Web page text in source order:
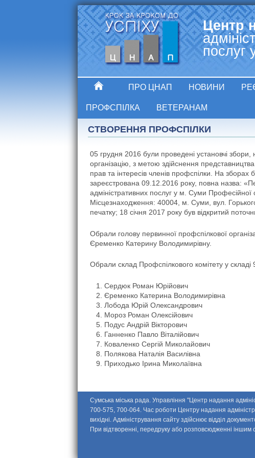
Центр
послуг
ПРО ЦНАП НОВИНИ
ПРОФСПІЛКА ВЕТЕРАНАМ
СТВОРЕННЯ ПРОФСПІЛКИ
05 грудня 2016 були проведені установчі
організацію, з метою здійснення
прав та інтересів членів профспілки. На зборах
зареєстрована 09.12.2016 року, повна назва:
адміністративних послуг у м. Суми Професійної
Місцезнаходження: 40004, м. Суми, вул.
печатку; 18 січня 2017 року був відкритий
Обрали голову первинної профспілкової
Єременко Катерину Володимирівну.
Обрали склад Профспілкового комітету у складі
Сердюк Роман Юрійович
Єременко Катерина Володимирівна
Лобода Юрій Олександрович
Мороз Роман Олексійович
Подус Андрій Вікторович
Ганненко Павло Віталійович
Коваленко Сергій Миколайович
Полякова Наталія Василівна
Приходько Ірина Миколаївна
Сумська міська рада. Управління "Центр надання
700-575, 700-064. Час роботи Центру надання
вихідні. Адміністрування сайту здійснює відділ
При відтворенні, передруку або розповсюдженні іншим